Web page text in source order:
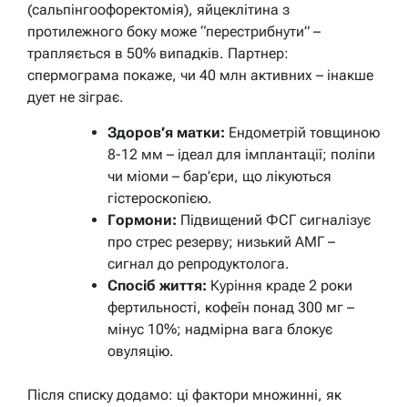
(сальпінгоофоректомія), яйцеклітина з
протилежного боку може “перестрибнути” –
трапляється в 50% випадків. Партнер:
спермограма покаже, чи 40 млн активних – інакше
дует не зіграє.
Здоров’я матки: Ендометрій товщиною
8-12 мм – ідеал для імплантації; поліпи
чи міоми – бар’єри, що лікуються
гістероскопією.
Гормони: Підвищений ФСГ сигналізує
про стрес резерву; низький АМГ –
сигнал до репродуктолога.
Спосіб життя: Куріння краде 2 роки
фертильності, кофеїн понад 300 мг –
мінус 10%; надмірна вага блокує
овуляцію.
Після списку додамо: ці фактори множинні, як